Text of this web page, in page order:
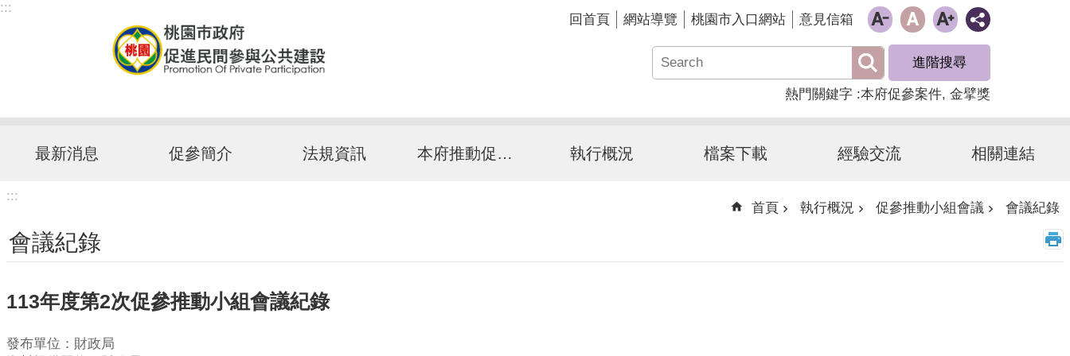
跳到主要內容區塊
:::
回首頁 網站導覽 桃園市入口網站 意見信箱
進階搜尋
熱門關鍵字 本府促參案件 金擘獎
最新消息 促參簡介 法規資訊 本府推動促參介紹 執行概況 檔案下載 經驗交流 相關連結
:::
首頁 執行概況 促參推動小組會議 會議紀錄
會議紀錄
113年度第2次促參推動小組會議紀錄
發布單位：財政局